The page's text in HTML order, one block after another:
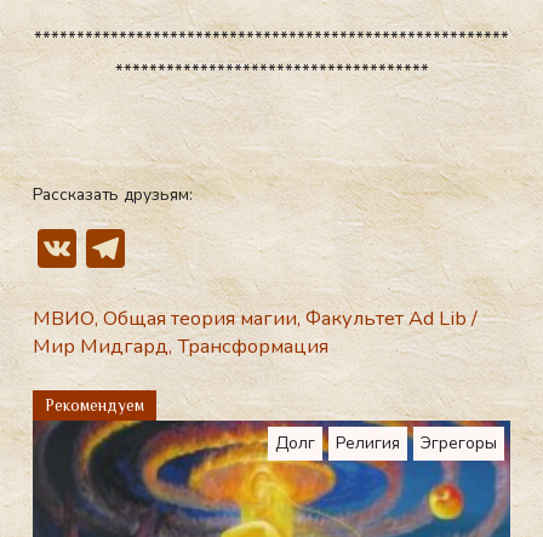
********************************************************
*************************************
Рассказать друзьям:
V
K
T
el
e
gr
a
m
МВИО,Общая теория магии,Факультет Ad Lib/
Мир Мидгард,Трансформация
Рекомендуем
Долг Религия Эгрегоры